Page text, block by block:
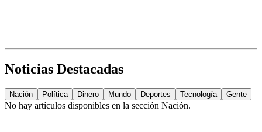
Noticias Destacadas
Nación Política Dinero Mundo Deportes Tecnología Gente
No hay artículos disponibles en la sección Nación.